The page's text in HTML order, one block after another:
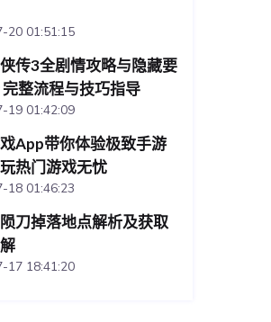
20 01:51:15
传3全剧情攻略与隐藏要
完整流程与技巧指导
19 01:42:09
App带你体验极致手游
热门游戏无忧
18 01:46:23
刀掉落地点解析及获取
17 18:41:20